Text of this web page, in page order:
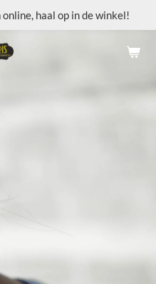
haal op in de winkel!